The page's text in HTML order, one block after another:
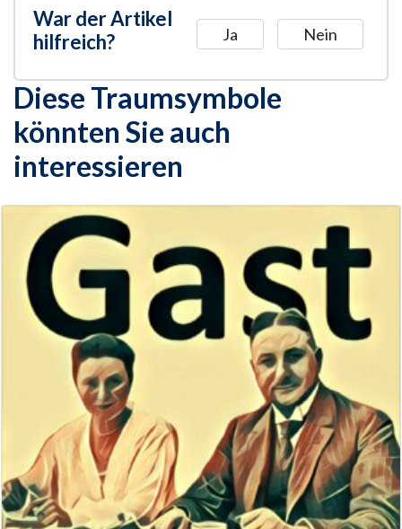
War der Artikel
hilfreich?
Ja Nein
Diese Traumsymbole
könnten Sie auch
interessieren